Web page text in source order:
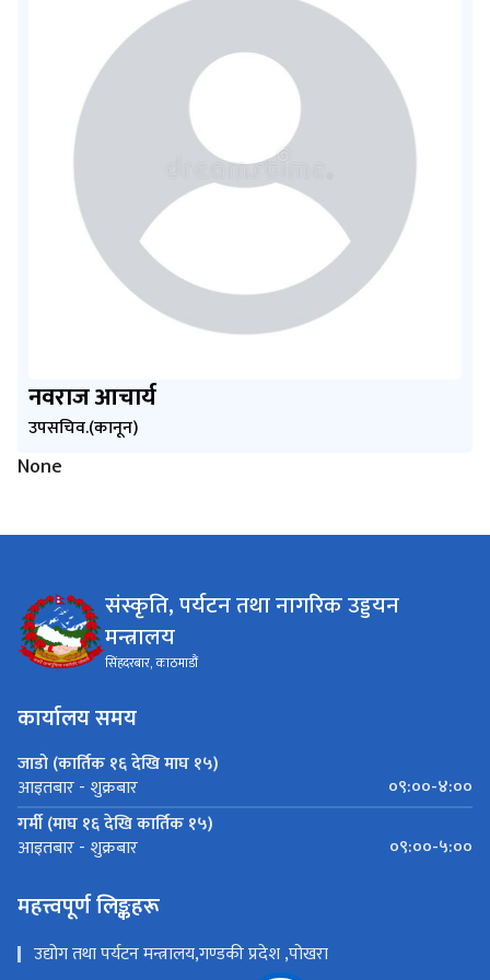
नवराज आचार्य
उपसचिव.(कानून)
None
मन्त्रालय
सिंहदरबार, काठमाडौं
आइतबार - शुक्रबार
गर्मी (माघ १६ देखि कार्तिक १५)
आइतबार - शुक्रबार
संस्कृति तथा पर्यटन मन्त्रालय- बागमती प्रदेश सरकार